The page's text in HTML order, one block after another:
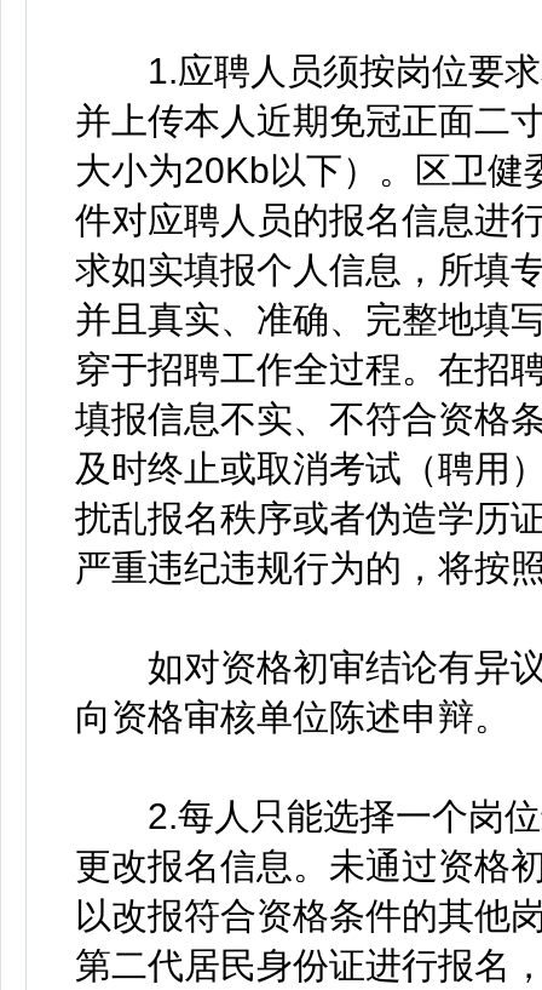
1.应聘人员须按岗位要求
并上传本人近期免冠正面二
大小为20Kb以下）。区卫
件对应聘人员的报名信息进
求如实填报个人信息，所填
并且真实、准确、完整地填
穿于招聘工作全过程。在招
填报信息不实、不符合资格
及时终止或取消考试（聘用
扰乱报名秩序或者伪造学历
严重违纪违规行为的，将按
如对资格初审结论有异议
向资格审核单位陈述申辩。
2.每人只能选择一个岗位
更改报名信息。未通过资格
以改报符合资格条件的其他
第二代居民身份证进行报名